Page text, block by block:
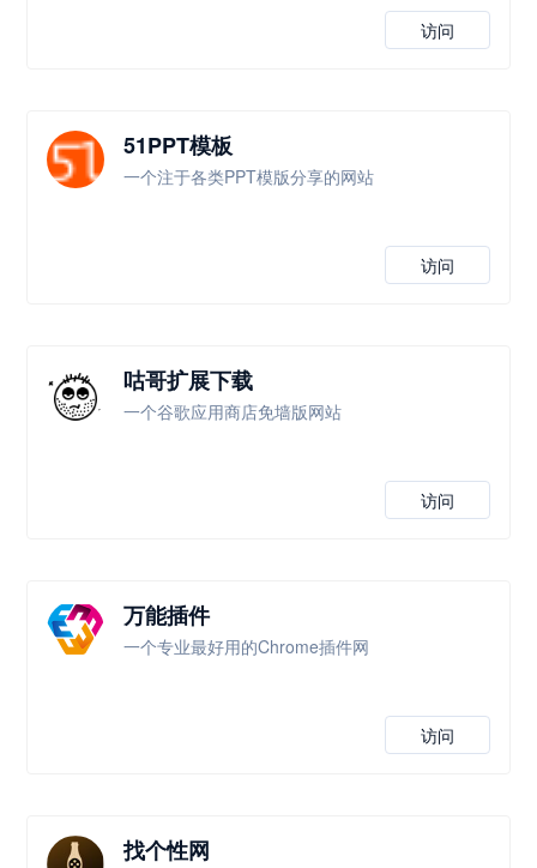
访问
51PPT模板
一个注于各类PPT模版分享的网站
访问
咕哥扩展下载
一个谷歌应用商店免墙版网站
访问
万能插件
一个专业最好用的Chrome插件网
访问
找个性网